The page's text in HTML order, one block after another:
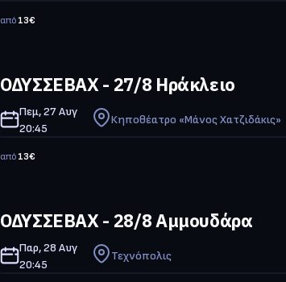
από13€
ΟΔΥΣΣΕΒΑΧ - 27/8 Ηράκλειο
Πεμ, 27 Αυγ
20:45
Κηποθέατρο «Μάνος Χατζιδάκις»
από13€
ΟΔΥΣΣΕΒΑΧ - 28/8 Αμμουδάρα
Παρ, 28 Αυγ
20:45
Τεχνόπολις